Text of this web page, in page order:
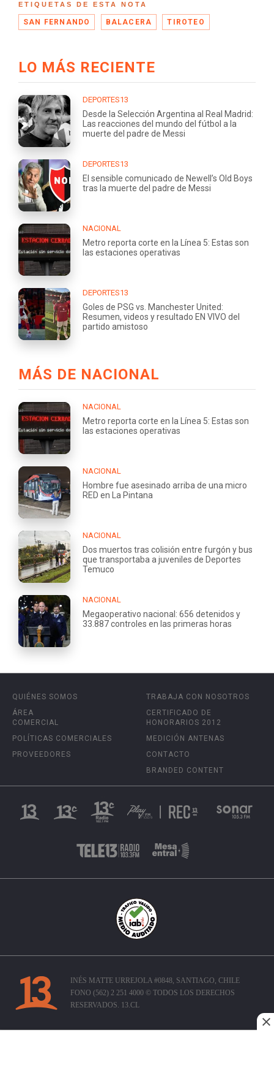
ETIQUETAS DE ESTA NOTA
SAN FERNANDO BALACERA TIROTEO
LO MÁS RECIENTE
DEPORTES13
Desde la Selección Argentina al Real Madrid:
Las reacciones del mundo del fútbol a la
muerte del padre de Messi
DEPORTES13
El sensible comunicado de Newell’s Old Boys
tras la muerte del padre de Messi
NACIONAL
Metro reporta corte en la Línea 5: Estas son
las estaciones operativas
DEPORTES13
Goles de PSG vs. Manchester United:
Resumen, videos y resultado EN VIVO del
partido amistoso
MÁS DE NACIONAL
NACIONAL
Metro reporta corte en la Línea 5: Estas son
las estaciones operativas
NACIONAL
Hombre fue asesinado arriba de una micro
RED en La Pintana
NACIONAL
Dos muertos tras colisión entre furgón y bus
que transportaba a juveniles de Deportes
Temuco
NACIONAL
Megaoperativo nacional: 656 detenidos y
33.887 controles en las primeras horas
QUIÉNES SOMOS
ÁREA
COMERCIAL
POLÍTICAS COMERCIALES
PROVEEDORES
TRABAJA CON NOSOTROS
CERTIFICADO DE
HONORARIOS 2012
MEDICIÓN ANTENAS
CONTACTO
BRANDED CONTENT
INÉS MATTE URREJOLA #0848, SANTIAGO, CHILE
FONO (562) 2 251 4000 © TODOS LOS DERECHOS
RESERVADOS. 13.CL